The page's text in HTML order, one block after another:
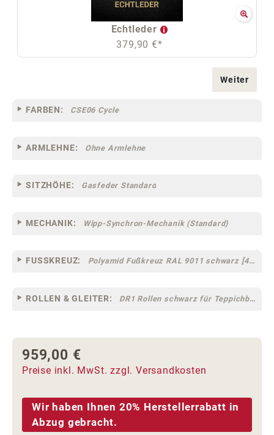
Echtleder
379,90 €*
Weiter
FARBEN: CSE06 Cycle
ARMLEHNE: Ohne Armlehne
SITZHÖHE: Gasfeder Standard
MECHANIK: Wipp-Synchron-Mechanik (Standard)
FUSSKREUZ: Polyamid Fußkreuz RAL 9011 schwarz [44]
ROLLEN & GLEITER: DR1 Rollen schwarz für Teppichböden [10]
Regulärer Preis:
959,00 €
Preise inkl. MwSt. zzgl. Versandkosten
Wir haben Ihnen 20% Herstellerrabatt in
Abzug gebracht.